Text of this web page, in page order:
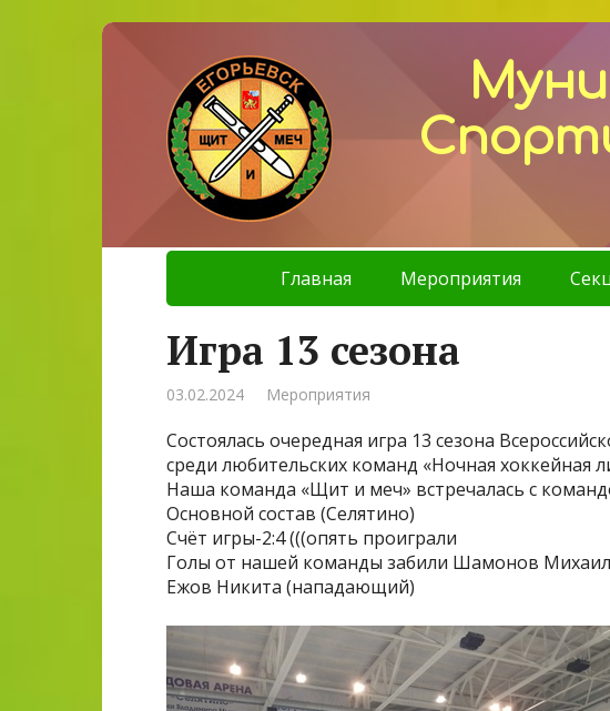
Главная Мероприятия
Игра 13 сезона
03.02.2024 Мероприятия
Состоялась очередная игра 13 сезона
среди любительских команд «Ночная хоккейная
Наша команда «Щит и меч» встречалась с
Основной состав (Селятино)
Счёт игры-2:4 (((опять проиграли
Голы от нашей команды забили Шамонов
Ежов Никита (нападающий)